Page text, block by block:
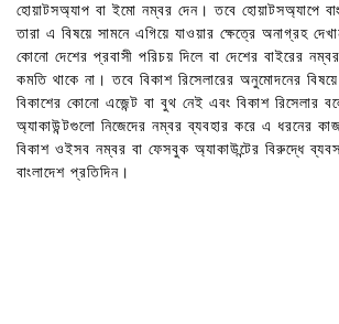
হোয়াটসঅ্যাপ বা ইমো নম্বর দেন। তবে হোয়াটসঅ্যাপে
তারা এ বিষয়ে সামনে এগিয়ে যাওয়ার ক্ষেত্রে অনাগ্রহ
কোনো দেশের প্রবাসী পরিচয় দিলে বা দেশের বাইরের
কমতি থাকে না। তবে বিকাশ রিসেলারের অনুমোদনের বিষয়ে
বিকাশের কোনো এজেন্ট বা বুথ নেই এবং বিকাশ রিসেলার
অ্যাকাউন্টগুলো নিজেদের নম্বর ব্যবহার করে এ ধরনের
বিকাশ ওইসব নম্বর বা ফেসবুক অ্যাকাউন্টের বিরুদ্ধে
বাংলাদেশ প্রতিদিন।